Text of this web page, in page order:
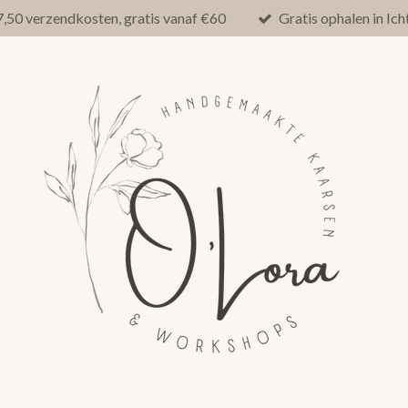
verzendkosten, gratis vanaf €60 Gratis ophalen in